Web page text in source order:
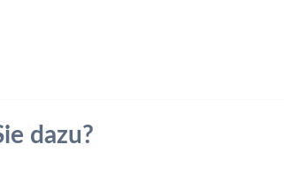
dazu?